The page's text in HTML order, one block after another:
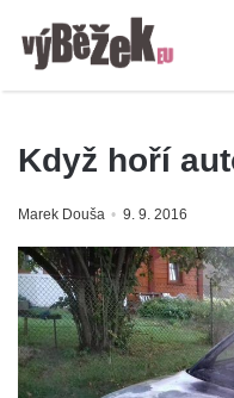
Když hoří
Marek Douša 9. 9. 2016